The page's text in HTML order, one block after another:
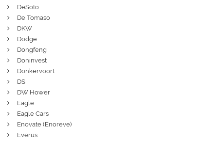
DeSoto
De Tomaso
DKW
Dodge
Dongfeng
Doninvest
Donkervoort
DS
DW Hower
Eagle
Eagle Cars
Enovate (Enoreve)
Everus